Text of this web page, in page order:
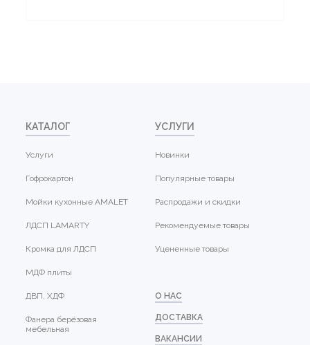
КАТАЛОГ
Услуги
Гофрокартон
Мойки кухонные AMALET
ЛДСП LAMARTY
Кромка для ЛДСП
МДФ плиты
ДВП, ХДФ
Фанера берёзовая
мебельная
УСЛУГИ
Новинки
Популярные товары
Распродажи и скидки
Рекомендуемые товары
Уцененные товары
О НАС
ДОСТАВКА
ВАКАНСИИ